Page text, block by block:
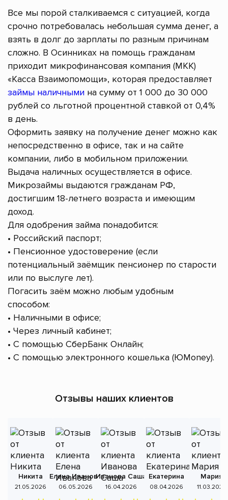
Все мы порой сталкиваемся с ситуацией, когда
срочно потребовалась небольшая сумма денег, а
взять в долг до зарплаты по разным причинам
сложно. В Осинниках на помощь гражданам
приходит микрофинансовая компания (МКК)
«Касса Взаимопомощи», которая предоставляет
займы наличными на сумму от 1 000 до 30 000
рублей со льготной процентной ставкой от 0,4%
в день.
Оформить заявку на получение денег можно как
непосредственно в офисе, так и на сайте
компании, либо в мобильном приложении.
Выдача наличных осуществляется в офисе.
Микрозаймы выдаются гражданам РФ,
достигшим 18-летнего возраста и имеющим
доход.
Для одобрения займа понадобится:
• Российский паспорт;
• Пенсионное удостоверение (если
потенциальный заёмщик пенсионер по старости
или по выслуге лет).
Погасить заём можно любым удобным
способом:
• Наличными в офисе;
• Через личный кабинет;
• С помощью СберБанк Онлайн;
• С помощью электронного кошелька (ЮMoney).
Отзывы наших клиентов
Никита
21.05.2026
Елена Иванова
06.05.2026
Иванова Саша
16.04.2026
Екатерина
08.04.2026
Мария
11.03.2026